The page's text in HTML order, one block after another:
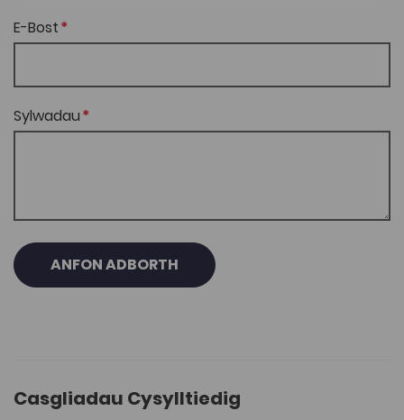
E-Bost
Sylwadau
ANFON ADBORTH
Casgliadau Cysylltiedig